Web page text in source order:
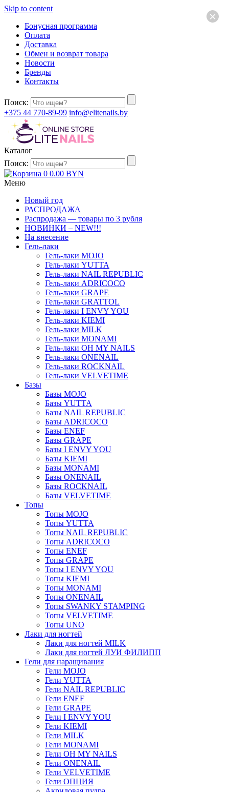
Skip to content
Бонусная программа
Оплата
Доставка
Обмен и возврат товара
Новости
Бренды
Контакты
Поиск:
+375 44 770-89-99 info@elitenails.by
Каталог
Поиск:
0 0.00 BYN
Меню
Новый год
РАСПРОДАЖА
Распродажа — товары по 3 рубля
НОВИНКИ – NEW!!!
На внесение
Гель-лаки
Гель-лаки MOJO
Гель-лаки YUTTA
Гель-лаки NAIL REPUBLIC
Гель-лаки ADRICOCO
Гель-лаки GRAPE
Гель-лаки GRATTOL
Гель-лаки I ENVY YOU
Гель-лаки KIEMI
Гель-лаки MILK
Гель-лаки MONAMI
Гель-лаки OH MY NAILS
Гель-лаки ONENAIL
Гель-лаки ROCKNAIL
Гель-лаки VELVETIME
Базы
Базы MOJO
Базы YUTTA
Базы NAIL REPUBLIC
Базы ADRICOCO
Базы ENEF
Базы GRAPE
Базы I ENVY YOU
Базы KIEMI
Базы MONAMI
Базы ONENAIL
Базы ROCKNAIL
Базы VELVETIME
Топы
Топы MOJO
Топы YUTTA
Топы NAIL REPUBLIC
Топы ADRICOCO
Топы ENEF
Топы GRAPE
Топы I ENVY YOU
Топы KIEMI
Топы MONAMI
Топы ONENAIL
Топы SWANKY STAMPING
Топы VELVETIME
Топы UNO
Лаки для ногтей
Лаки для ногтей MILK
Лаки для ногтей ЛУИ ФИЛИПП
Гели для наращивания
Гели MOJO
Гели YUTTA
Гели NAIL REPUBLIC
Гели ENEF
Гели GRAPE
Гели I ENVY YOU
Гели KIEMI
Гели MILK
Гели MONAMI
Гели OH MY NAILS
Гели ONENAIL
Гели VELVETIME
Гели ОПЦИЯ
×